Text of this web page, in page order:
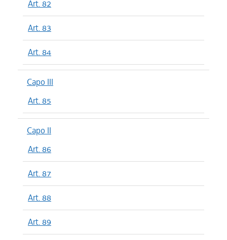
Art. 82
Art. 83
Art. 84
Capo III
Art. 85
Capo II
Art. 86
Art. 87
Art. 88
Art. 89